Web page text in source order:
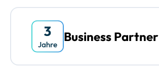
Business Partner